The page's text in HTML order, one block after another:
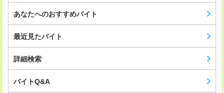
あなたへのおすすめバイト
最近見たバイト
詳細検索
バイトQ&A